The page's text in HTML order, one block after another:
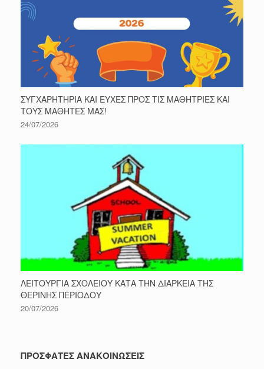
ΣΥΓΧΑΡΗΤΗΡΙΑ ΚΑΙ ΕΥΧΕΣ ΠΡΟΣ ΤΙΣ ΜΑΘΗΤΡΙΕΣ ΚΑΙ
ΤΟΥΣ ΜΑΘΗΤΕΣ ΜΑΣ!
24/07/2026
ΛΕΙΤΟΥΡΓΙΑ ΣΧΟΛΕΙΟΥ ΚΑΤΑ ΤΗΝ ΔΙΑΡΚΕΙΑ ΤΗΣ
ΘΕΡΙΝΗΣ ΠΕΡΙΟΔΟΥ
20/07/2026
ΠΡΟΣΦΑΤΕΣ ΑΝΑΚΟΙΝΩΣΕΙΣ